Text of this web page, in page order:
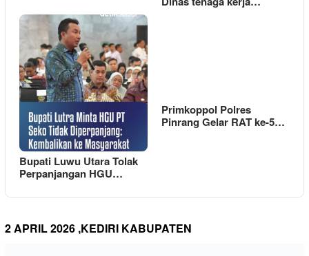
Bupati Luwu Utara Tolak
Perpanjangan HGU…
Primkoppol Polres
Pinrang Gelar RAT ke-5…
2 APRIL 2026 ,KEDIRI KABUPATEN